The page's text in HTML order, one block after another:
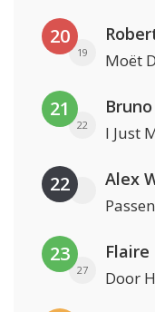
20
19 Moët
21
22 I Just
22 Alex
23
27
Flaire
Door